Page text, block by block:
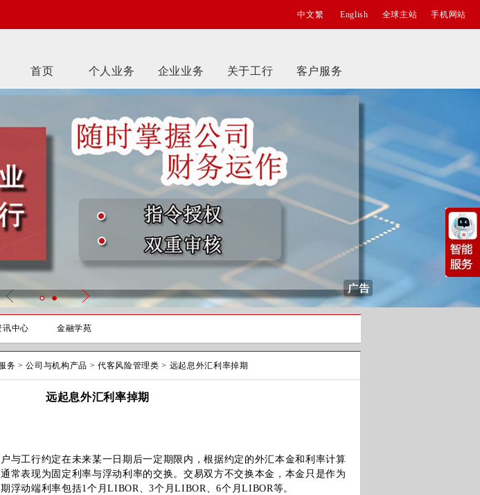
中文繁 English 全球主站 手机网站
首页 个人业务 企业业务 关于工行 客户服务
讯中心 金融学苑
务 >公司与机构产品 >代客风险管理类 > 远起息外汇利率掉期
远起息外汇利率掉期
工行约定在未来某一日期后一定期限内，根据约定的外汇本金和利率计算
常表现为固定利率与浮动利率的交换。交易双方不交换本金，本金只是作为
浮动端利率包括1个月LIBOR、3个月LIBOR、6个月LIBOR等。